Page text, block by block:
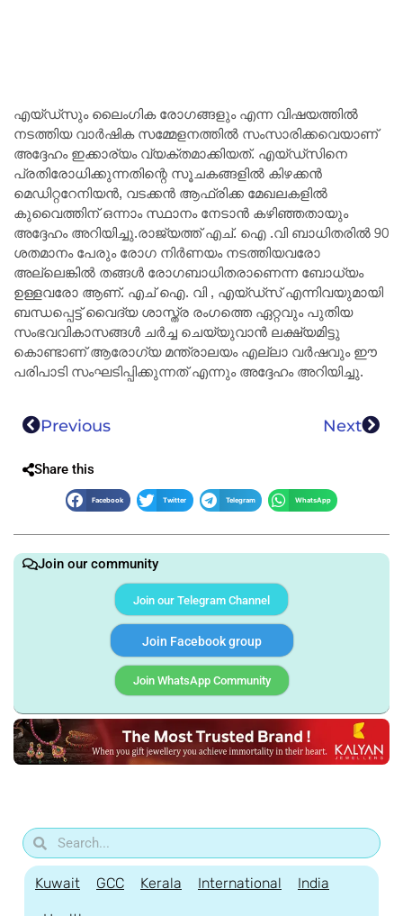
എയ്ഡ്‌സും ലൈംഗിക രോഗങ്ങളും എന്ന വിഷയത്തിൽ
നടത്തിയ വാർഷിക സമ്മേളനത്തിൽ സംസാരിക്കവെയാണ്
അദ്ദേഹം ഇക്കാര്യം വ്യക്തമാക്കിയത്. എയ്ഡ്‌സിനെ
പ്രതിരോധിക്കുന്നതിന്റെ സൂചകങ്ങളിൽ കിഴക്കൻ
മെഡിറ്ററേനിയൻ, വടക്കൻ ആഫ്രിക്ക മേഖലകളിൽ
കുവൈത്തിന് ഒന്നാം സ്ഥാനം നേടാൻ കഴിഞ്ഞതായും
അദ്ദേഹം അറിയിച്ചു.രാജ്യത്ത്‌ എച്. ഐ .വി ബാധിതരിൽ 90
ശതമാനം പേരും രോഗ നിർണയം നടത്തിയവരോ
അല്ലെങ്കിൽ തങ്ങൾ രോഗബാധിതരാണെന്ന ബോധ്യം
ഉള്ളവരോ ആണ്. എച് ഐ. വി , എയ്ഡ്സ് എന്നിവയുമായി
ബന്ധപ്പെട്ട് വൈദ്യ ശാസ്ത്ര രംഗത്തെ ഏറ്റവും പുതിയ
സംഭവവികാസങ്ങൾ ചർച്ച ചെയ്യുവാൻ ലക്ഷ്യമിട്ടു
കൊണ്ടാണ് ആരോഗ്യ മന്ത്രാലയം എല്ലാ വർഷവും ഈ
പരിപാടി സംഘടിപ്പിക്കുന്നത് എന്നും അദ്ദേഹം അറിയിച്ചു.
Previous Next
Share this
Facebook Twitter Telegram WhatsApp
Join our community
Join our Telegram Channel
Join Facebook group
Join WhatsApp Community
Kuwait GCC Kerala International India